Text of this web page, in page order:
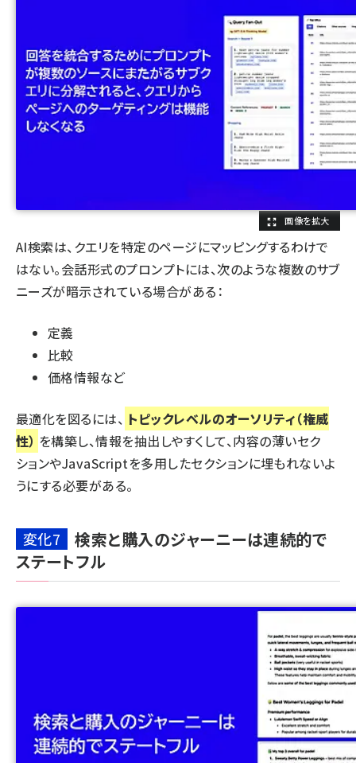
AI検索は、クエリを特定のページにマッピングするわけで
はない。会話形式のプロンプトには、次のような複数のサブ
ニーズが暗示されている場合がある：
定義
比較
価格情報など
最適化を図るには、 トピックレベルのオーソリティ（権威
性） を構築し、情報を抽出しやすくして、内容の薄いセク
ションやJavaScriptを多用したセクションに埋もれないよ
うにする必要がある。
変化7
検索と購入のジャーニーは連続的で
ステートフル